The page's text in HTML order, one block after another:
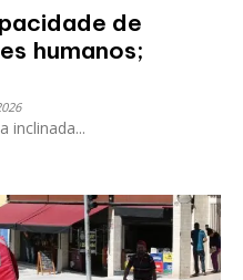
de
humanos;
inclinada...